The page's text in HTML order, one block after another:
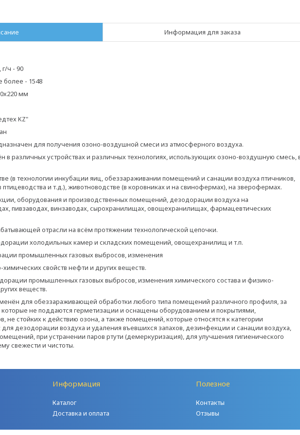
Информация для заказа
ч - 90
более - 1548
мм
KZ"
для получения озоно-воздушной смеси из атмосферного воздуха.
в различных устройствах и различных технологиях, использующих озоно-воздушную смесь,
(в технологии инкубации яиц, обеззараживании помещений и санации воздуха птичников,
и т.д.), животноводстве (в коровниках и на свинофермах), на зверофермах.
оборудования и производственных помещений, дезодорации воздуха на
пивзаводах, винзаводах, сырохранилищах, овощехранилищах, фармацевтических
отрасли на всём протяжении технологической цепочки.
холодильных камер и складских помещений, овощехранилищ и т.п.
промышленных газовых выбросов, изменения
свойств нефти и других веществ.
промышленных газовых выбросов, изменения химического состава и физико-
веществ.
для обеззараживающей обработки любого типа помещений различного профиля, за
не поддаются герметизации и оснащены оборудованием и покрытиями,
не стойких к действию озона, а также помещений, которые относятся к категории
дезодорации воздуха и удаления въевшихся запахов, дезинфекции и санации воздуха,
при устранении паров ртути (демеркуризация), для улучшения гигиенического
свежести и чистоты.
Информация
Каталог
Доставка и оплата
Полезное
Контакты
Отзывы